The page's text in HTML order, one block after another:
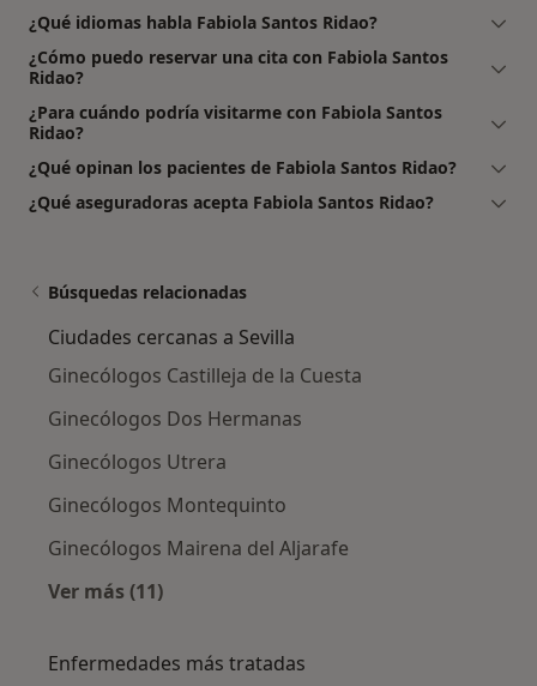
¿Qué idiomas habla Fabiola Santos Ridao?
¿Cómo puedo reservar una cita con Fabiola Santos
Ridao?
¿Para cuándo podría visitarme con Fabiola Santos
Ridao?
¿Qué opinan los pacientes de Fabiola Santos Ridao?
¿Qué aseguradoras acepta Fabiola Santos Ridao?
Búsquedas relacionadas
Ciudades cercanas a Sevilla
Ginecólogos Castilleja de la Cuesta
Ginecólogos Dos Hermanas
Ginecólogos Utrera
Ginecólogos Montequinto
Ginecólogos Mairena del Aljarafe
Ver más (11)
Enfermedades más tratadas